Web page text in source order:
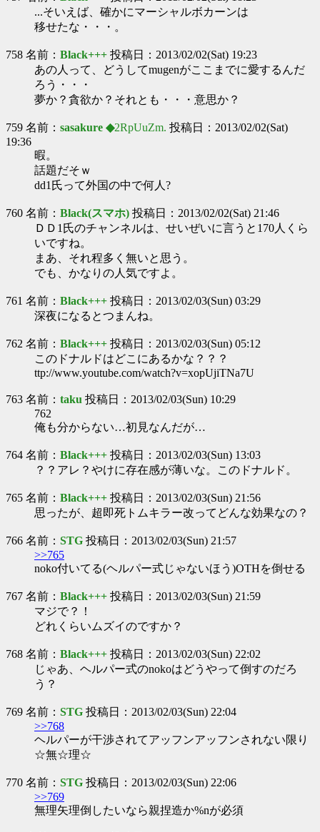
...そいえば、確かにマーシャルボカーンは
移せたな・・・。
758 名前： Black+++ 投稿日：2013/02/02(Sat) 19:23
あの人って、どうしてmugenがここまでに愛するんだ
ろう・・・
夢か？貪欲か？それとも・・・意思か？
759 名前： sasakure ◆2RpUuZm. 投稿日：2013/02/02(Sat)
19:36
暇。
話題だそｗ
dd1氏って外国の中で何人?
760 名前： Black(スマホ) 投稿日：2013/02/02(Sat) 21:46
ＤＤ1氏のチャンネルは、せいぜいに言うと170人くら
いですね。
まあ、それ程多く無いと思う。
でも、かなりの人気ですよ。
761 名前： Black+++ 投稿日：2013/02/03(Sun) 03:29
深夜になるとつまんね。
762 名前： Black+++ 投稿日：2013/02/03(Sun) 05:12
このドナルドはどこにあるかな？？？
ttp://www.youtube.com/watch?v=xopUjiTNa7U
763 名前： taku 投稿日：2013/02/03(Sun) 10:29
762
俺も分からない…初見なんだが…
764 名前： Black+++ 投稿日：2013/02/03(Sun) 13:03
？？アレ？やけに存在感が薄いな。このドナルド。
765 名前： Black+++ 投稿日：2013/02/03(Sun) 21:56
思ったが、超即死トムキラー改ってどんな効果なの？
766 名前： STG 投稿日：2013/02/03(Sun) 21:57
>>765
noko付いてる(ヘルパー式じゃないほう)OTHを倒せる
767 名前： Black+++ 投稿日：2013/02/03(Sun) 21:59
マジで？！
どれくらいムズイのですか？
768 名前： Black+++ 投稿日：2013/02/03(Sun) 22:02
じゃあ、ヘルパー式のnokoはどうやって倒すのだろ
う？
769 名前： STG 投稿日：2013/02/03(Sun) 22:04
>>768
ヘルパーが干渉されてアッフンアッフンされない限り
☆無☆理☆
770 名前： STG 投稿日：2013/02/03(Sun) 22:06
>>769
無理矢理倒したいなら親捏造か%nが必須